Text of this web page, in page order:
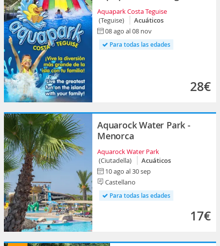
Aquapark Costa Teguise
(Teguise)
Acuáticos
08 ago al 08 nov
Para todas las edades
28€
Aquarock Water Park -
Menorca
Aquarock Water Park
(Ciutadella)
Acuáticos
10 ago al 30 sep
Castellano
Para todas las edades
17€